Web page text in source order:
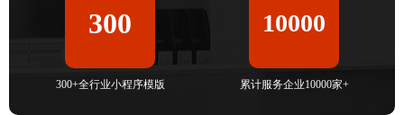
300
300+全行业小程序模版
10000
累计服务企业10000家+